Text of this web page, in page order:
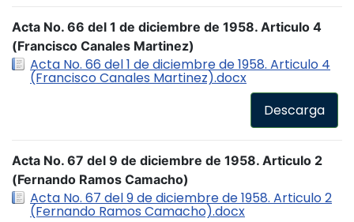
Acta No. 66 del 1 de diciembre de 1958. Articulo 4
(Francisco Canales Martinez)
Acta No. 66 del 1 de diciembre de 1958. Articulo 4
(Francisco Canales Martinez).docx
Descarga
Acta No. 67 del 9 de diciembre de 1958. Articulo 2
(Fernando Ramos Camacho)
Acta No. 67 del 9 de diciembre de 1958. Articulo 2
(Fernando Ramos Camacho).docx